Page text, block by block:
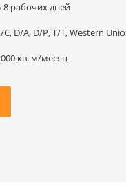
8 рабочих дней
C, D/A, D/P, T/T, Western
кв. м/месяц